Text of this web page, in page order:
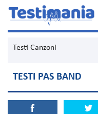
Testi Canzoni
TESTI PAS BAND